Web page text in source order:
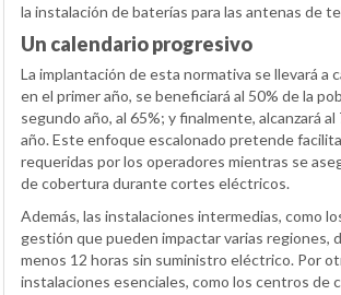
la instalación de baterías para las antenas de
Un calendario progresivo
La implantación de esta normativa se llevará a
en el primer año, se beneficiará al 50% de la
segundo año, al 65%; y finalmente, alcanzará
año. Este enfoque escalonado pretende
requeridas por los operadores mientras se
de cobertura durante cortes eléctricos.
Además, las instalaciones intermedias, como
gestión que pueden impactar varias regiones,
menos 12 horas sin suministro eléctrico. Por
instalaciones esenciales, como los centros de